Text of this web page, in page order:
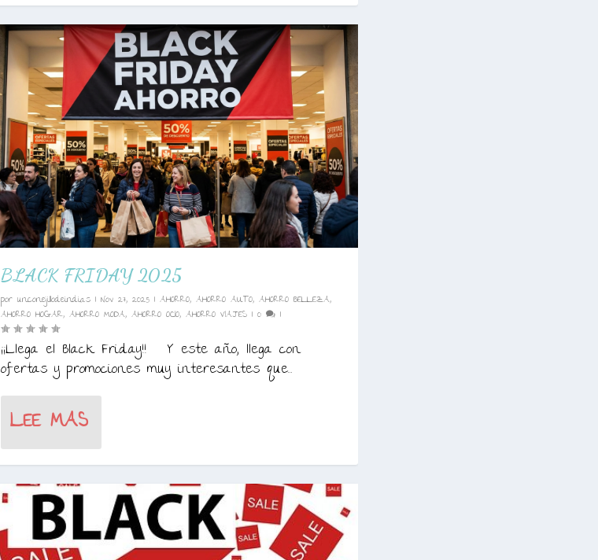
BLACK FRIDAY 2025
porunconejillodeindias |Nov 27, 2025 |AHORRO,AHORRO AUTO,AHORRO BELLEZA,
AHORRO HOGAR,AHORRO MODA,AHORRO OCIO,AHORRO VIAJES |0 |
¡¡Llega el Black Friday!! Y este año, llega con
ofertas y promociones muy interesantes que...
LEE MAS